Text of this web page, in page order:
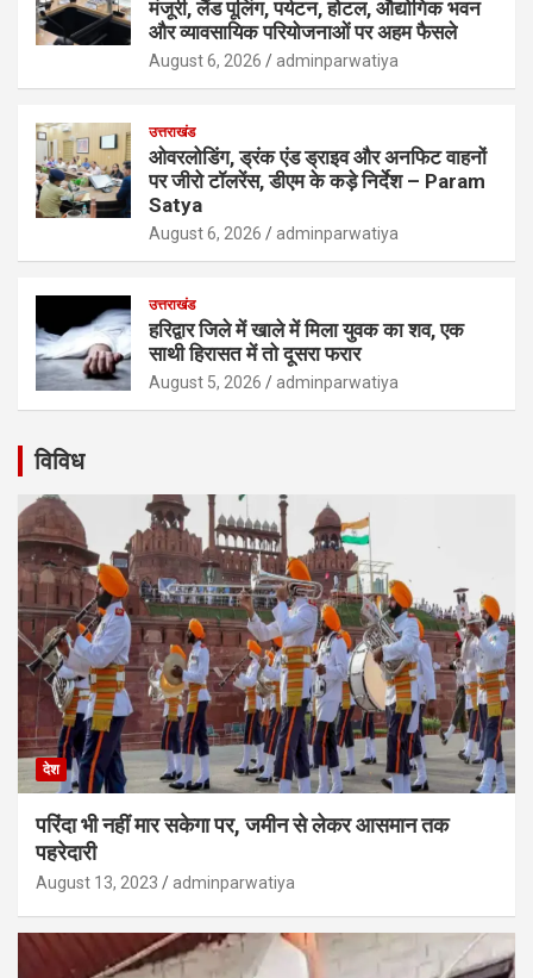
मंजूरी, लैंड पूलिंग, पर्यटन, होटल, औद्योगिक भवन
और व्यावसायिक परियोजनाओं पर अहम फैसले
August 6, 2026 adminparwatiya
उत्तराखंड
ओवरलोडिंग, ड्रंक एंड ड्राइव और अनफिट वाहनों
पर जीरो टॉलरेंस, डीएम के कड़े निर्देश – Param
Satya
August 6, 2026 adminparwatiya
उत्तराखंड
हरिद्वार जिले में खाले में मिला युवक का शव, एक
साथी हिरासत में तो दूसरा फरार
August 5, 2026 adminparwatiya
विविध
देश
परिंदा भी नहीं मार सकेगा पर, जमीन से लेकर आसमान तक
पहरेदारी
August 13, 2023 adminparwatiya